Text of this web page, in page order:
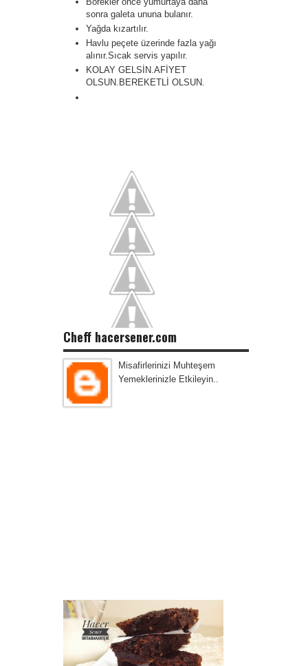
sonra galeta ununa bulanır.
Yağda kızartılır.
Havlu peçete üzerinde fazla yağı
alınır.Sıcak servis yapılır.
KOLAY GELSİN.AFİYET
OLSUN.BEREKETLİ OLSUN.
Cheff hacersener.com
Misafirlerinizi Muhteşem
Yemeklerinizle Etkileyin..